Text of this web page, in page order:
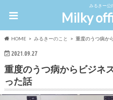
みるきー公
Milky
HOME みるきーのこと 重度のうつ病か
2021.09.27
重度のうつ病からビジネ
った話